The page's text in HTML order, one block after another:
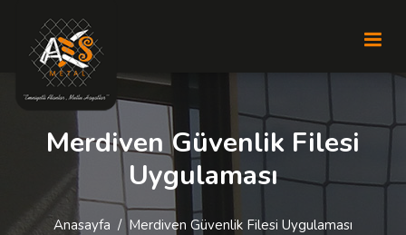
Merdiven Güvenlik Filesi
Uygulaması
Anasayfa Merdiven Güvenlik Filesi Uygulaması